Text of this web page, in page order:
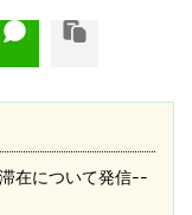
在について発信--